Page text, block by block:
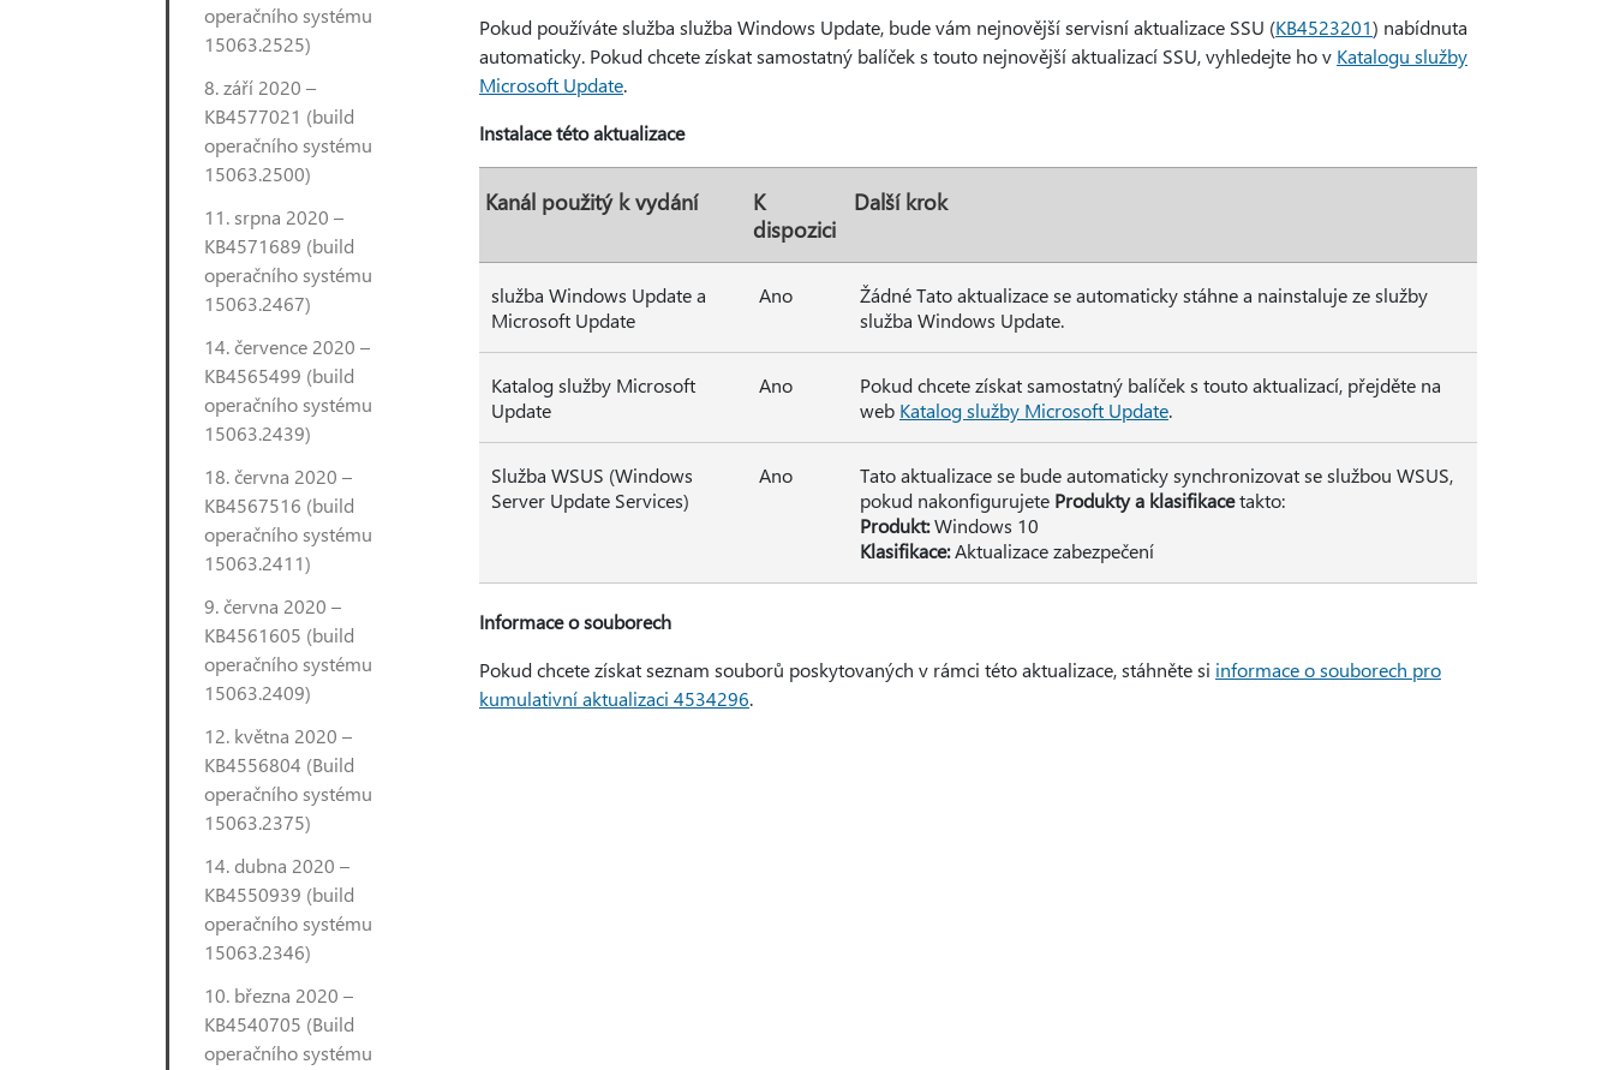
operačního systému
15063.2525)
8. září 2020 –
KB4577021 (build
operačního systému
15063.2500)
11. srpna 2020 –
KB4571689 (build
operačního systému
15063.2467)
14. července 2020 –
KB4565499 (build
operačního systému
15063.2439)
18. června 2020 –
KB4567516 (build
operačního systému
15063.2411)
9. června 2020 –
KB4561605 (build
operačního systému
15063.2409)
12. května 2020 –
KB4556804 (Build
operačního systému
15063.2375)
14. dubna 2020 –
KB4550939 (build
operačního systému
15063.2346)
10. března 2020 –
KB4540705 (Build
operačního systému
Pokud používáte služba služba Windows Update, bude vám nejnovější servisní aktualizace SSU (KB4523201) nabídnuta
automaticky. Pokud chcete získat samostatný balíček s touto nejnovější aktualizací SSU, vyhledejte ho v Katalogu služby
Microsoft Update.
Instalace této aktualizace
Kanál použitý k vydání
K
dispozici
Další krok
služba Windows Update a
Microsoft Update
Ano
Žádné Tato aktualizace se automaticky stáhne a nainstaluje ze služby
služba Windows Update.
Katalog služby Microsoft
Update
Ano
Pokud chcete získat samostatný balíček s touto aktualizací, přejděte na
web Katalog služby Microsoft Update.
Služba WSUS (Windows
Server Update Services)
Ano
Tato aktualizace se bude automaticky synchronizovat se službou WSUS,
pokud nakonfigurujete Produkty a klasifikacetakto:
Produkt:Windows 10
Klasifikace:Aktualizace zabezpečení
Informace o souborech
Pokud chcete získat seznam souborů poskytovaných v rámci této aktualizace, stáhněte si informace o souborech pro
kumulativní aktualizaci 4534296.